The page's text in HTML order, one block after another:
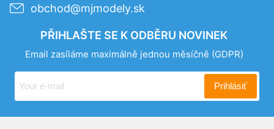
obchod@mjmodely.sk
PŘIHLAŠTE SE K ODBĚRU NOVINEK
Email zasíláme maximálně jednou měsíčně (GDPR)
Prihlásiť